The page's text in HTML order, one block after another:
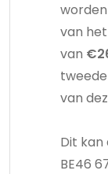
van
van
van
Dit
BE46